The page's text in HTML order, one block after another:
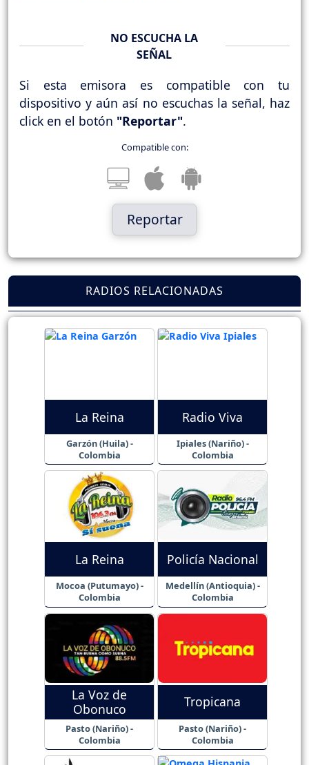
NO ESCUCHA LA
SEÑAL
Si esta emisora es compatible con tu
dispositivo y aún así no escuchas la señal, haz
click en el botón "Reportar".
Compatible con:
Reportar
RADIOS RELACIONADAS
La Reina
Garzón (Huila) -
Colombia
Radio Viva
Ipiales (Nariño) -
Colombia
La Reina
Mocoa (Putumayo) -
Colombia
Policía Nacional
Medellín (Antioquia) -
Colombia
La Voz de
Obonuco
Pasto (Nariño) -
Colombia
Tropicana
Pasto (Nariño) -
Colombia